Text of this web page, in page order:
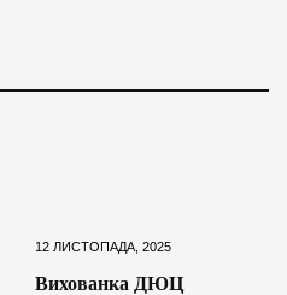
12 ЛИСТОПАДА, 2025
Вихованка ДЮЦ